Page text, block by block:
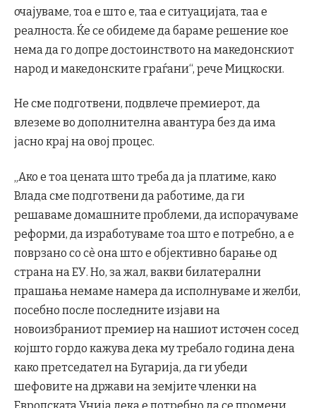
очајуваме, тоа е што е, таа е ситуацијата, таа е
реалноста. Ќе се обидеме да бараме решение кое
нема да го допре достоинството на македонскиот
народ и македонските граѓани“, рече Мицкоски.
Не сме подготвени, подвлече премиерот, да
влеземе во дополнителна авантура без да има
јасно крај на овој процес.
„Ако е тоа цената што треба да ја платиме, како
Влада сме подготвени да работиме, да ги
решаваме домашните проблеми, да испорачуваме
реформи, да изработуваме тоа што е потребно, а е
поврзано со сè она што е објективно барање од
страна на ЕУ. Но, за жал, вакви билатерални
прашања немаме намера да исполнуваме и желби,
посебно после последните изјави на
новоизбраниот премиер на нашиот источен сосед
којшто гордо кажува дека му требало година дена
како претседател на Бугарија, да ги убеди
шефовите на држави на земјите членки на
Европската Унија дека е потребно да се промени